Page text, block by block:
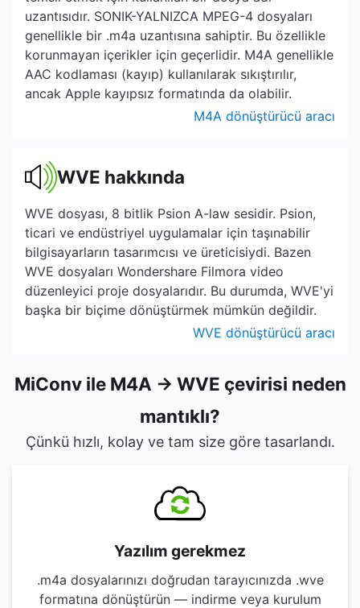
uzantısıdır. SONIK-YALNIZCA MPEG-4 dosyaları
genellikle bir .m4a uzantısına sahiptir. Bu özellikle
korunmayan içerikler için geçerlidir. M4A genellikle
AAC kodlaması (kayıp) kullanılarak sıkıştırılır,
ancak Apple kayıpsız formatında da olabilir.
M4A dönüştürücü aracı
WVE hakkında
WVE dosyası, 8 bitlik Psion A-law sesidir. Psion,
ticari ve endüstriyel uygulamalar için taşınabilir
bilgisayarların tasarımcısı ve üreticisiydi. Bazen
WVE dosyaları Wondershare Filmora video
düzenleyici proje dosyalarıdır. Bu durumda, WVE'yi
başka bir biçime dönüştürmek mümkün değildir.
WVE dönüştürücü aracı
MiConv ile M4A → WVE çevirisi neden
mantıklı?
Çünkü hızlı, kolay ve tam size göre tasarlandı.
Yazılım gerekmez
.m4a dosyalarınızı doğrudan tarayıcınızda .wve
formatına dönüştürün — indirme veya kurulum